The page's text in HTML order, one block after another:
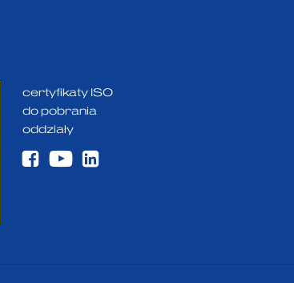
certyfikaty ISO
do pobrania
oddziały